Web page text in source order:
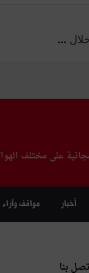
...
على مختلف
أخبار مواقف وآراء
بنا